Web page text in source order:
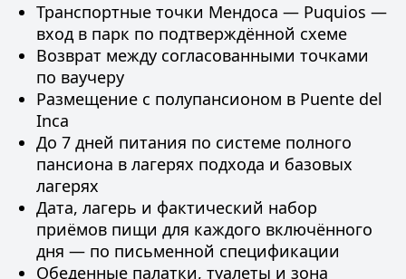
Транспортные точки Мендоса — Puquios —
вход в парк по подтверждённой схеме
Возврат между согласованными точками
по ваучеру
Размещение с полупансионом в Puente del
Inca
До 7 дней питания по системе полного
пансиона в лагерях подхода и базовых
лагерях
Дата, лагерь и фактический набор
приёмов пищи для каждого включённого
дня — по письменной спецификации
Обеденные палатки, туалеты и зона